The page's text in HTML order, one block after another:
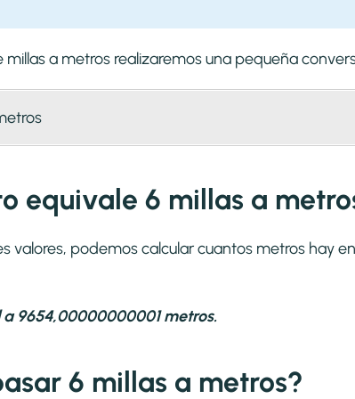
millas a metros realizaremos una pequeña
equivale 6 millas a
valores, podemos calcular cuantos metros hay
a 9654,00000000001 metros.
6 millas a metros?